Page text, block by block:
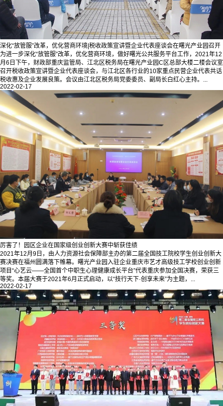
深化“放管服”改革，优化营商环境|税收政策宣讲暨企业代表座谈会在曙光产业园召开
为进一步深化“放管服”改革，优化营商环境，做好曙光公共服务平台工作，2021年12
月6日下午，财政部重庆监管局、江北区税务局在曙光产业园C区总部大楼二楼会议室
召开税收政策宣讲暨企业代表座谈会，与江北区各行业的10家重点民营企业代表共话
税收惠及企业发展良策。会议由江北区税务局党委委员、副局长白红心主持。...
2022-02-17
厉害了！园区企业在国家级创业创新大赛中斩获佳绩
2021年12月9日，由人力资源社会保障部主办的第二届全国技工院校学生创业创新大
赛决赛在福州圆满落下帷幕。曙光产业园入驻企业重庆市艺才高级技工学校创业创新
项目“心艺云——全国首个中职生心理健康成长平台”代表重庆参加全国决赛，荣获三
等奖。本届大赛于2021年6月正式启动，以“技行天下·创享未来”为主题，...
2022-02-17